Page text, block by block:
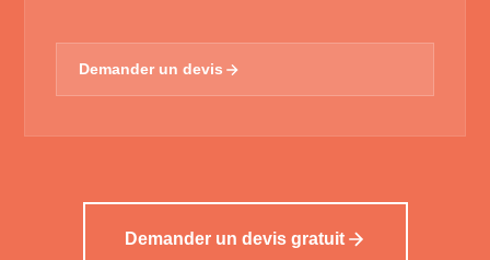
Demander un devis
Demander un devis gratuit